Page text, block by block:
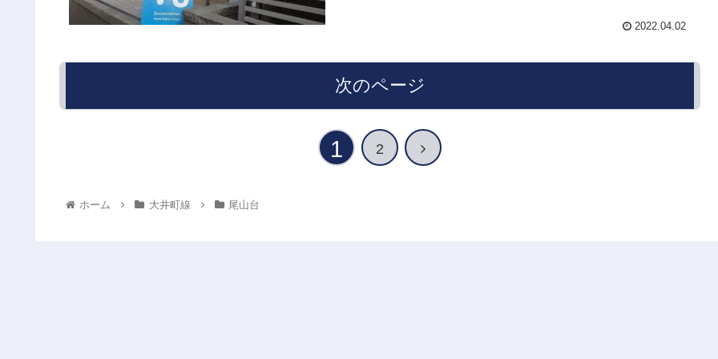
2022.04.02
次のページ
1 2
ホーム 大井町線 尾山台